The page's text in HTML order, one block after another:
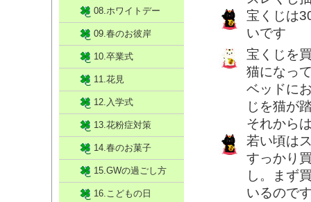
宝くじは
いです
宝くじを
猫になっ
ベッドに
じを猫が
それから
若い頃は
すっかり
し。まず
いるので
08.ホワイトデー
09.春のお彼岸
10.卒業式
11.花見
12.入学式
13.花粉症対策
14.春のお菓子
15.GWの過ごし方
16.こどもの日